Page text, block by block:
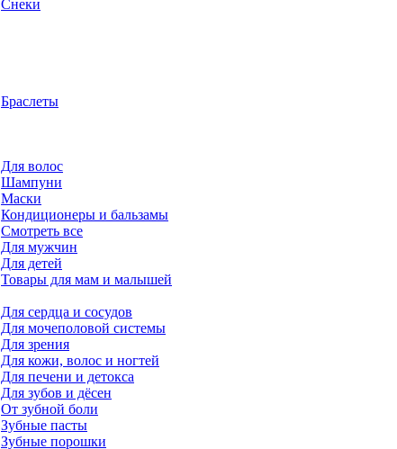
Снеки
Браслеты
Для волос
Шампуни
Маски
Кондиционеры и бальзамы
Смотреть все
Для мужчин
Для детей
Товары для мам и малышей
Для сердца и сосудов
Для мочеполовой системы
Для зрения
Для кожи, волос и ногтей
Для печени и детокса
Для зубов и дёсен
От зубной боли
Зубные пасты
Зубные порошки